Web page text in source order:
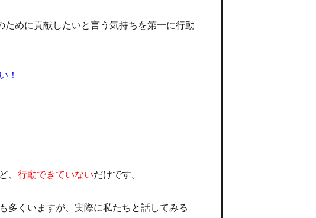
めに貢献したいと言う気持ちを第一に行動
！
、 行動できていないだけです。
多くいますが、実際に私たちと話してみる